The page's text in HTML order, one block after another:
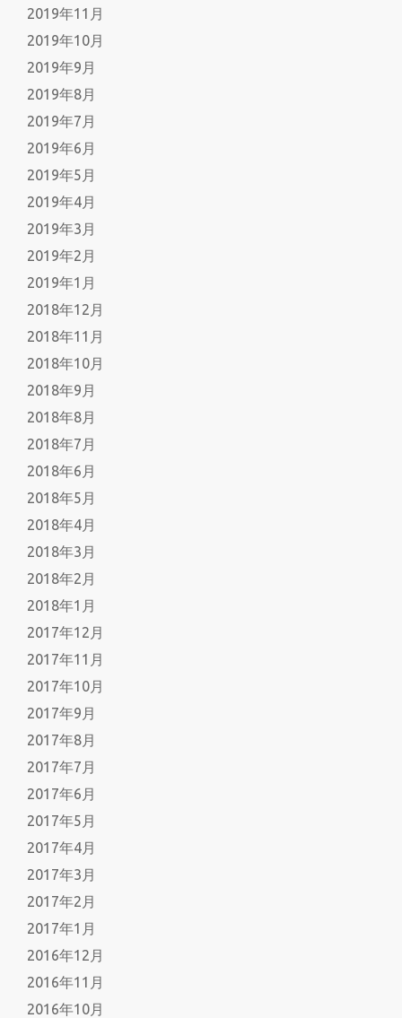
2019年11月
2019年10月
2019年9月
2019年8月
2019年7月
2019年6月
2019年5月
2019年4月
2019年3月
2019年2月
2019年1月
2018年12月
2018年11月
2018年10月
2018年9月
2018年8月
2018年7月
2018年6月
2018年5月
2018年4月
2018年3月
2018年2月
2018年1月
2017年12月
2017年11月
2017年10月
2017年9月
2017年8月
2017年7月
2017年6月
2017年5月
2017年4月
2017年3月
2017年2月
2017年1月
2016年12月
2016年11月
2016年10月